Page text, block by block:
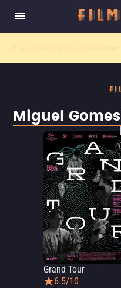
Miguel Gomes
Grand Tour
6.5/10